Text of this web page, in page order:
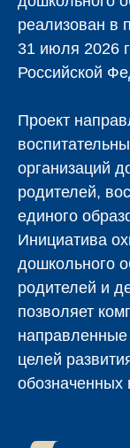
реализован в
31 июля 2026
Российской
Проект
организаций
родителей,
единого
Инициатива
дошкольного
родителей и
позволяет
целей
обозначенных